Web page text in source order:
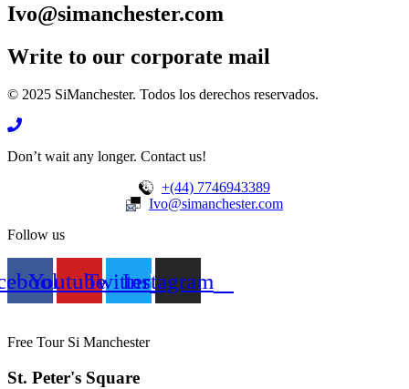
Ivo@simanchester.com
Write to our corporate mail
© 2025 SiManchester. Todos los derechos reservados.
Don’t wait any longer. Contact us!
+(44) 7746943389
Ivo@simanchester.com
Follow us
YoutubeTwitterInstagram
Free Tour Si Manchester
St. Peter's Square